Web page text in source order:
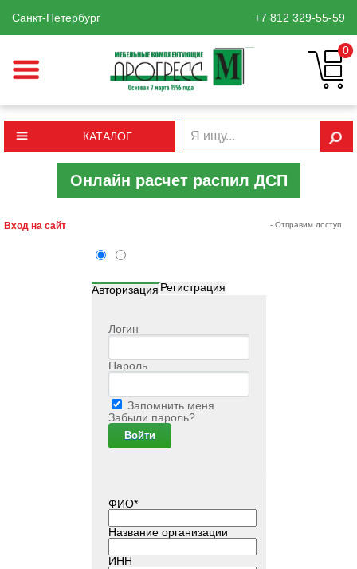
Санкт-Петербург +7 812 329-55-59
0
КАТАЛОГ
Онлайн расчет распил ДСП
Вход на сайт
Авторизация Регистрация
Логин
Пароль
Запомнить меня
Забыли пароль?
ФИО*
Название организации
ИНН
- Отправим доступ